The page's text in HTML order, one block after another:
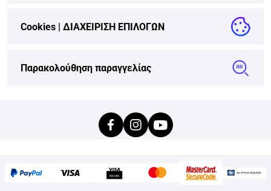
Cookies | ΔΙΑΧΕΙΡΙΣΗ ΕΠΙΛΟΓΩΝ
Παρακολούθηση παραγγελίας